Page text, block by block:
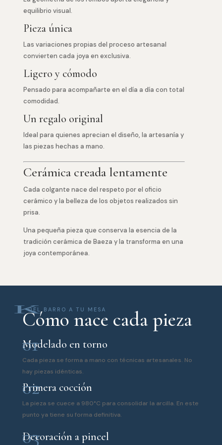
equilibrio visual.
Pieza única
Las variaciones propias del proceso artesanal
convierten cada joya en exclusiva.
Ligero y cómodo
Pensado para acompañarte en el día a día con total
comodidad.
Un regalo original
Ideal para quienes aprecian el diseño, la artesanía y
las piezas hechas a mano.
Cerámica creada lentamente
Cada colgante nace del respeto por el oficio
cerámico y la belleza de los objetos realizados sin
prisa.
Una pequeña pieza que conserva la esencia de la
tradición cerámica de Baeza y la transforma en una
joya contemporánea.
KDEL BARRO A TU MESA
Cómo nace cada pieza
01
Modelado en torno
Cada pieza se forma a mano con técnicas artesanales. No
hay piezas idénticas.
02
Primera cocción
La pieza se cuece a 980°C para consolidar la arcilla. En este
punto ya tiene su forma definitiva.
03
Decoración a pincel